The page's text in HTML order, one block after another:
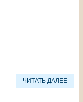
ЧИТАТЬ ДАЛЕЕ